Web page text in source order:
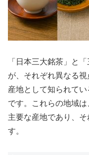
「日本三大銘茶」と
が、それぞれ異なる
産地として知られてい
です。これらの地域
主要な産地であり、
す。